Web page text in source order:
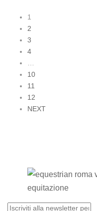
1
2
3
4
10
11
12
NEXT